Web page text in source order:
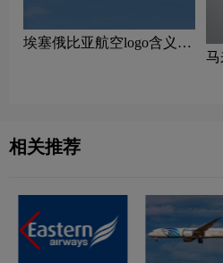
‌埃塞俄比亚航空logo含义及
马
相关推荐